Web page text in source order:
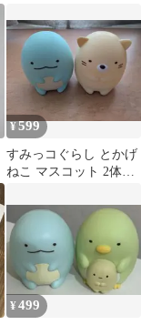
¥599
すみっコぐらし とかげ
ねこ マスコット 2体セ
¥499